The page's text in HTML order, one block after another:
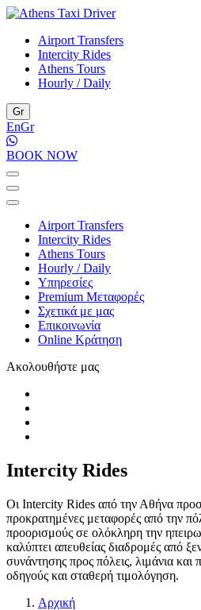
Airport Transfers
Intercity Rides
Athens Tours
Hourly / Daily
Gr
EnGr
BOOK NOW
Airport Transfers
Intercity Rides
Athens Tours
Hourly / Daily
Υπηρεσίες
Premium Μεταφορές
Σχετικά με μας
Επικοινωνία
Online Κράτηση
Ακολουθήστε μας
Intercity Rides
Οι Intercity Rides από την Αθήνα
προκρατημένες μεταφορές από την
προορισμούς σε ολόκληρη την
καλύπτει απευθείας διαδρομές από
συνάντησης προς πόλεις, λιμάνια και
οδηγούς και σταθερή τιμολόγηση.
Αρχική